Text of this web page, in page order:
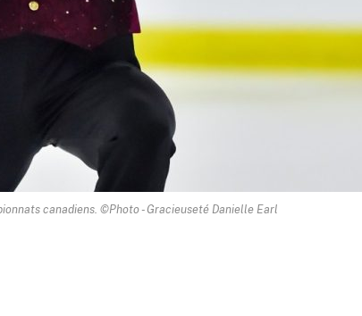
canadiens. ©Photo - Gracieuseté Danielle Earl